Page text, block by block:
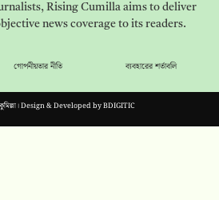
Rising Cumilla aims to deliver
news coverage to its readers.
গোপনীয়তার নীতি ব্যবহারের শর্তাবলি
কুমিল্লা। Design & Developed byBDIGITIC